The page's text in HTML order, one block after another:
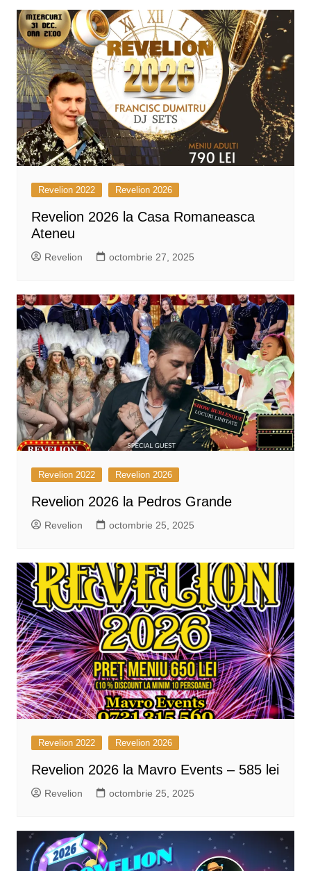
Revelion 2022 Revelion 2026
Revelion 2026 la Casa Romaneasca
Ateneu
Revelion octombrie 27, 2025
Revelion 2022 Revelion 2026
Revelion 2026 la Pedros Grande
Revelion octombrie 25, 2025
Revelion 2022 Revelion 2026
Revelion 2026 la Mavro Events – 585 lei
Revelion octombrie 25, 2025